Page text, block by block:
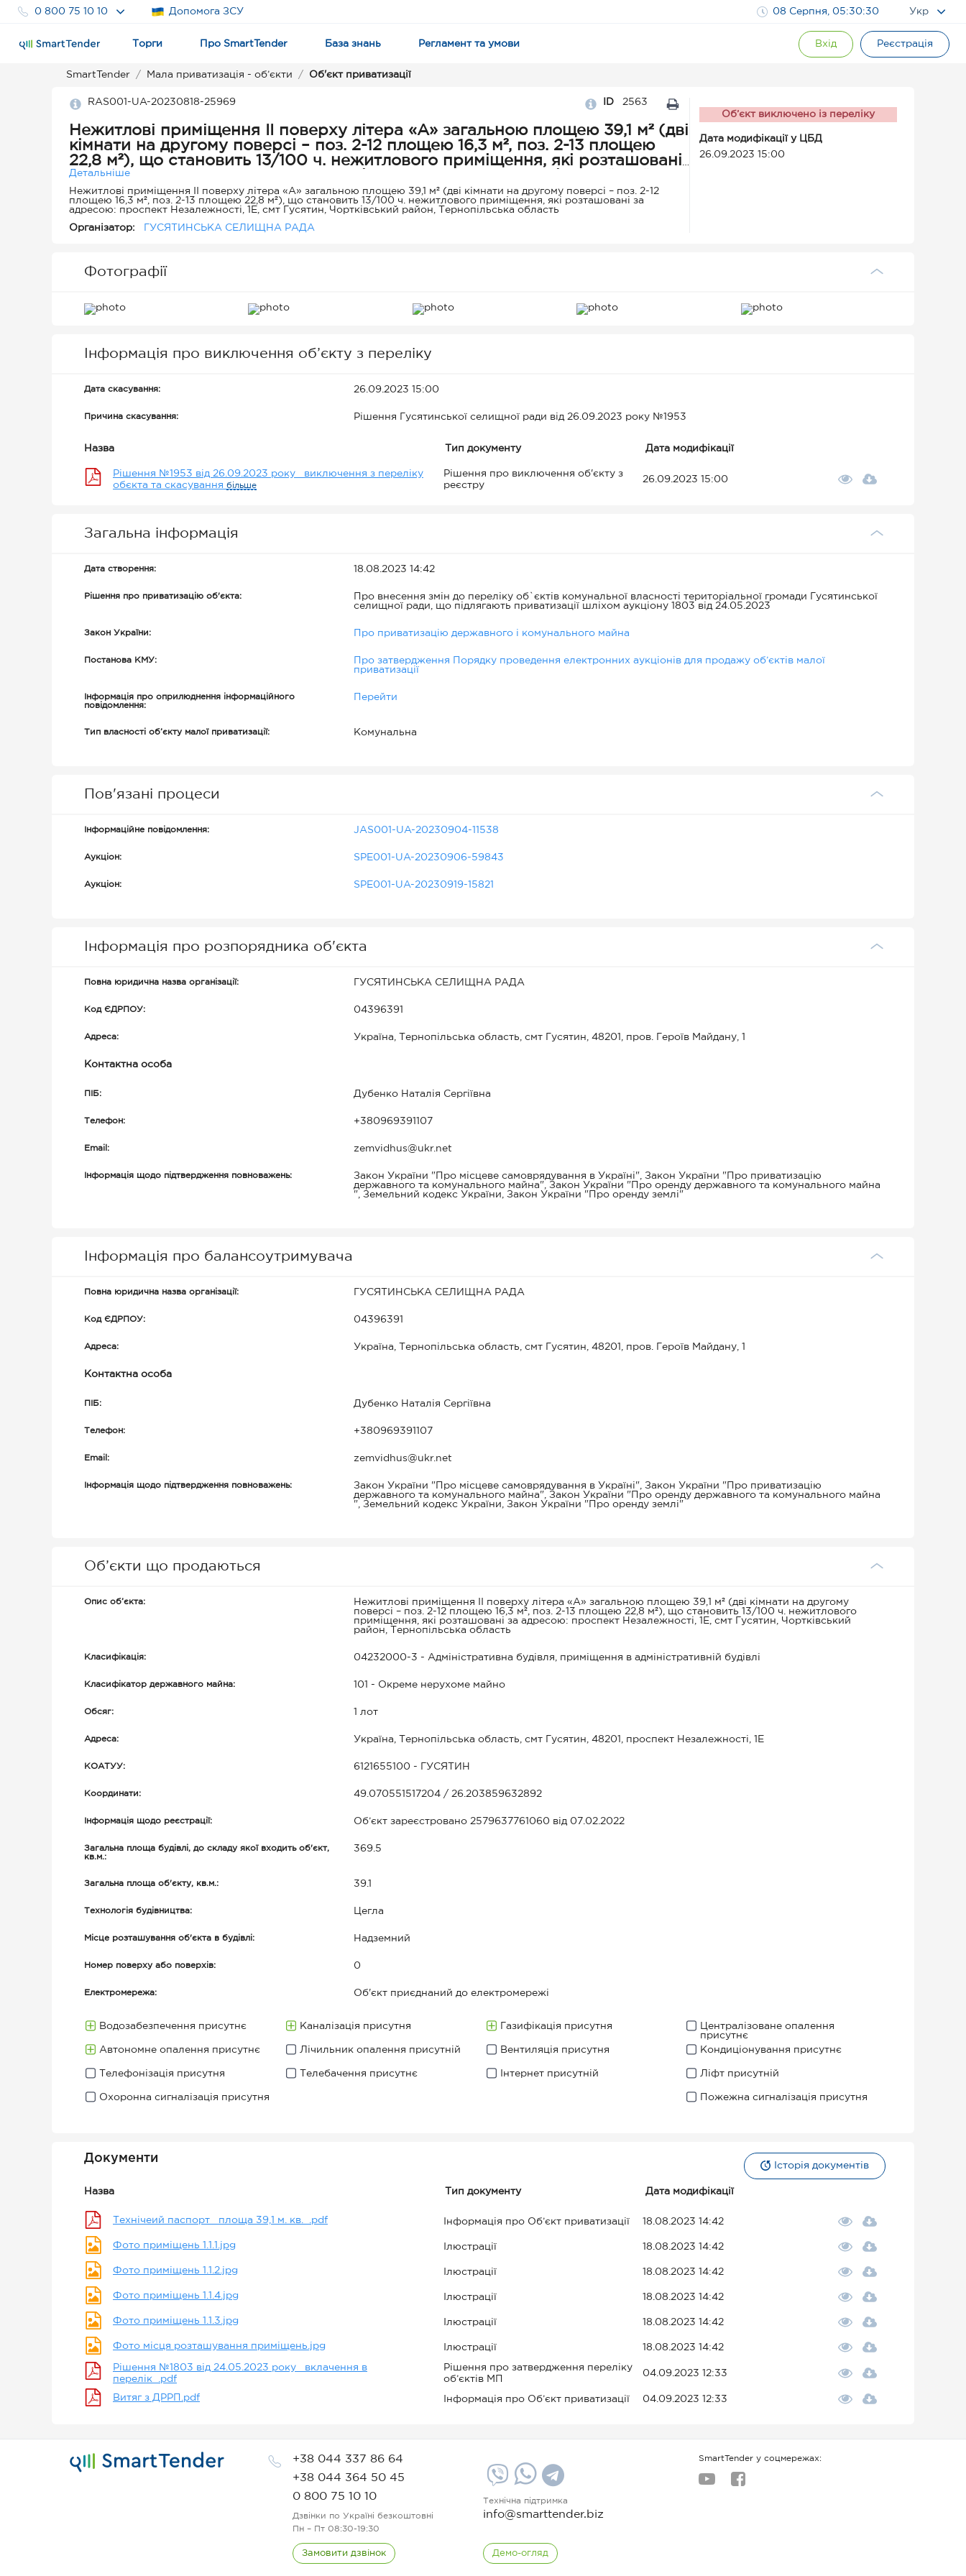
0 800 75 10 10 Допомога ЗСУ 08 Серпня, 05:30:30 Укр
Торги Про SmartTender База знань Регламент та умови Вхід Реєстрація
SmartTender Мала приватизація - об’єкти Об'єкт приватизації
RAS001-UA-20230818-25969 ID 2563
Нежитлові приміщення ІІ поверху літера «А» загальною площею 39,1 м² (дві
кімнати на другому поверсі – поз. 2-12 площею 16,3 м², поз. 2-13 площею
22,8 м²), що становить 13/100 ч. нежитлового приміщення, які розташовані
за адресою: проспект Незалежності, 1Е, смт Гусятин, Чортківський район,
Тернопільська область
Детальніше
Нежитлові приміщення ІІ поверху літера «А» загальною площею 39,1 м² (дві кімнати на другому поверсі – поз. 2-12
площею 16,3 м², поз. 2-13 площею 22,8 м²), що становить 13/100 ч. нежитлового приміщення, які розташовані за
адресою: проспект Незалежності, 1Е, смт Гусятин, Чортківський район, Тернопільська область
Організатор: ГУСЯТИНСЬКА СЕЛИЩНА РАДА
Об’єкт виключено із переліку
Дата модифікації у ЦБД
26.09.2023 15:00
Фотографії
Інформація про виключення об’єкту з переліку
Дата скасування: 26.09.2023 15:00
Причина скасування: Рішення Гусятинської селищної ради від 26.09.2023 року №1953
Назва Тип документу Дата модифікації
Рішення №1953 від 26.09.2023 року _виключення з переліку
обєкта та скасування більше
Рішення про виключення об'єкту з
реєстру
26.09.2023 15:00
Загальна інформація
Дата створення: 18.08.2023 14:42
Рішення про приватизацію об'єкта:
Про внесення змін до переліку об`єктів комунальної власності територіальної громади Гусятинської
селищної ради, що підлягають приватизації шліхом аукціону 1803 від 24.05.2023
Закон України: Про приватизацію державного і комунального майна
Постанова КМУ:
Про затвердження Порядку проведення електронних аукціонів для продажу об’єктів малої
приватизації
Інформація про оприлюднення інформаційного
повідомлення:
Перейти
Тип власності об’єкту малої приватизації: Комунальна
Пов'язані процеси
Інформаційне повідомлення: JAS001-UA-20230904-11538
Аукціон: SPE001-UA-20230906-59843
Аукціон: SPE001-UA-20230919-15821
Інформація про розпорядника об'єкта
Повна юридична назва організації: ГУСЯТИНСЬКА СЕЛИЩНА РАДА
Код ЄДРПОУ: 04396391
Адреса: Україна, Тернопільська область, смт Гусятин, 48201, пров. Героїв Майдану, 1
Контактна особа
ПІБ: Дубенко Наталія Сергіївна
Телефон: +380969391107
Email: zemvidhus@ukr.net
Інформація щодо підтвердження повноважень:
Закон України "Про місцеве самоврядування в Україні", Закон України "Про приватизацію
державного та комунального майна", Закон України "Про оренду державного та комунального майна
", Земельний кодекс України, Закон України "Про оренду землі"
Інформація про балансоутримувача
Повна юридична назва організації: ГУСЯТИНСЬКА СЕЛИЩНА РАДА
Код ЄДРПОУ: 04396391
Адреса: Україна, Тернопільська область, смт Гусятин, 48201, пров. Героїв Майдану, 1
Контактна особа
ПІБ: Дубенко Наталія Сергіївна
Телефон: +380969391107
Email: zemvidhus@ukr.net
Інформація щодо підтвердження повноважень:
Закон України "Про місцеве самоврядування в Україні", Закон України "Про приватизацію
державного та комунального майна", Закон України "Про оренду державного та комунального майна
", Земельний кодекс України, Закон України "Про оренду землі"
Об’єкти що продаються
Опис об’єкта:
Нежитлові приміщення ІІ поверху літера «А» загальною площею 39,1 м² (дві кімнати на другому
поверсі – поз. 2-12 площею 16,3 м², поз. 2-13 площею 22,8 м²), що становить 13/100 ч. нежитлового
приміщення, які розташовані за адресою: проспект Незалежності, 1Е, смт Гусятин, Чортківський
район, Тернопільська область
Класифікація: 04232000-3 - Адміністративна будівля, приміщення в адміністративній будівлі
Класифікатор державного майна: 101 - Окреме нерухоме майно
Обсяг: 1 лот
Адреса: Україна, Тернопільська область, смт Гусятин, 48201, проспект Незалежності, 1Е
КОАТУУ: 6121655100 - ГУСЯТИН
Координати: 49.070551517204 / 26.203859632892
Інформація щодо реєстрації: Об’єкт зареєстровано 2579637761060 від 07.02.2022
Загальна площа будівлі, до складу якої входить об'єкт,
кв.м.:
369.5
Загальна площа об'єкту, кв.м.: 39.1
Технологія будівництва: Цегла
Місце розташування об'єкта в будівлі: Надземний
Номер поверху або поверхів: 0
Електромережа: Об'єкт приєднаний до електромережі
Водозабезпечення присутнє Каналізація присутня Газифікація присутня
Централізоване опалення
присутнє
Автономне опалення присутнє
Лічильник опалення присутній Вентиляція присутня Кондиціонування присутнє
Телефонізація присутня Телебачення присутнє Інтернет присутній Ліфт присутній
Охоронна сигналізація присутня Пожежна сигналізація присутня
Документи
Історія документів
Назва Тип документу Дата модифікації
Технічеий паспорт _площа 39,1 м. кв._.pdf Інформація про Об’єкт приватизації 18.08.2023 14:42
Фото приміщень 1.1.1.jpg Ілюстрації 18.08.2023 14:42
Фото приміщень 1.1.2.jpg Ілюстрації 18.08.2023 14:42
Фото приміщень 1.1.4.jpg Ілюстрації 18.08.2023 14:42
Фото приміщень 1.1.3.jpg Ілюстрації 18.08.2023 14:42
Фото місця розташування приміщень.jpg Ілюстрації 18.08.2023 14:42
Рішення №1803 від 24.05.2023 року _вклачення в
перелік_.pdf
Рішення про затвердження переліку
об’єктів МП
04.09.2023 12:33
Витяг з ДРРП.pdf Інформація про Об’єкт приватизації 04.09.2023 12:33
+38 044 337 86 64
+38 044 364 50 45
0 800 75 10 10
Дзвінки по Україні безкоштовні
Пн – Пт 08:30-19:30
Замовити дзвінок
Технічна підтримка
info@smarttender.biz
Демо-огляд
SmartTender у соцмережах: